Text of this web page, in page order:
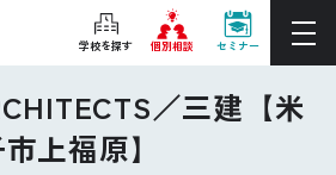
学校を探す 個別相談 セミナー
ぴったりの住宅会社をご提案
個別相談
／三建【米
上福原】